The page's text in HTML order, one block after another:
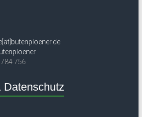
756
Datenschutz